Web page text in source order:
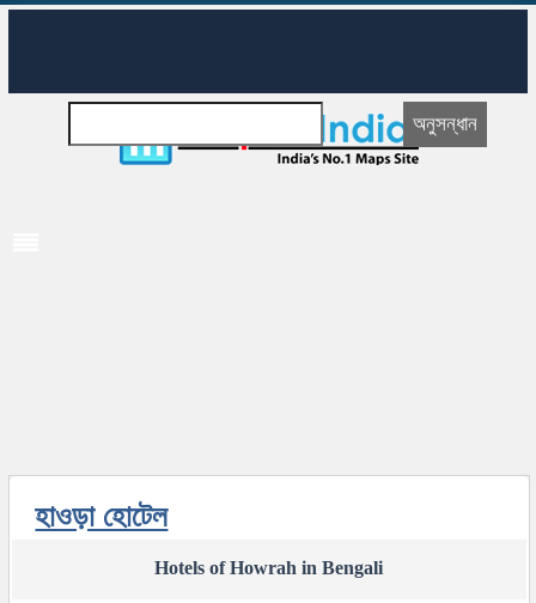
হাওড়া হোটেল
Hotels of Howrah in Bengali